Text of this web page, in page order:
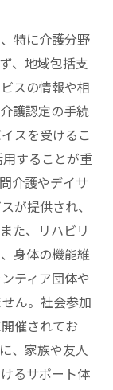
特に介護分野
、地域包括支
スの情報や相
護認定の手続
スを受けるこ
することが重
介護やデイサ
が提供され、
た、リハビリ
身体の機能維
ティア団体や
ん。社会参加
催されてお
、家族や友人
るサポート体